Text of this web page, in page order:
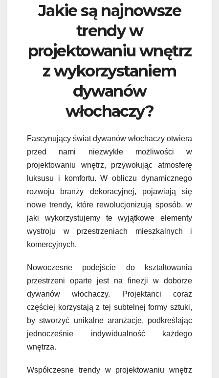
Jakie są najnowsze
trendy w
projektowaniu wnętrz
z wykorzystaniem
dywanów
włochaczy?
Fascynujący świat dywanów włochaczy otwiera
przed nami niezwykłe możliwości w
projektowaniu wnętrz, przywołując atmosferę
luksusu i komfortu. W obliczu dynamicznego
rozwoju branży dekoracyjnej, pojawiają się
nowe trendy, które rewolucjonizują sposób, w
jaki wykorzystujemy te wyjątkowe elementy
wystroju w przestrzeniach mieszkalnych i
komercyjnych.
Nowoczesne podejście do kształtowania
przestrzeni oparte jest na finezji w doborze
dywanów włochaczy. Projektanci coraz
częściej korzystają z tej subtelnej formy sztuki,
by stworzyć unikalne aranżacje, podkreślając
jednocześnie indywidualność każdego
wnętrza.
Współczesne trendy w projektowaniu wnętrz